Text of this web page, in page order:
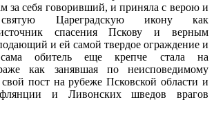
за себя говоривший, и приняла с верою и
святую Цареградскую икону как
спасения Пскову и верным
и ей самой твердое ограждение и
обитель еще крепче стала на
как занявшая по неисповедимому
пост на рубеже Псковской области и
и Ливонских шведов врагов